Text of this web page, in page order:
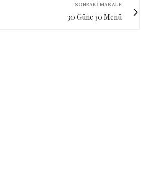
SONRAKI MAKALE
30 Güne 30 Menü